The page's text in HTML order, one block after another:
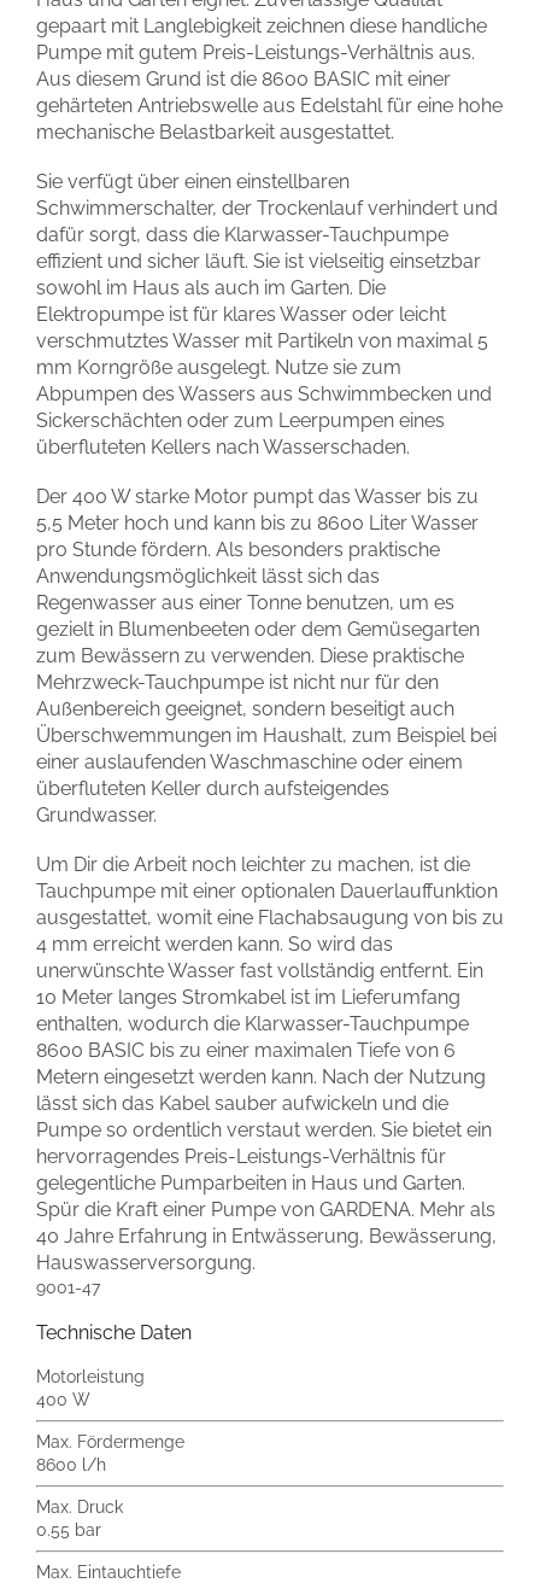
gepaart mit Langlebigkeit zeichnen diese handliche
Pumpe mit gutem Preis-Leistungs-Verhältnis aus.
Aus diesem Grund ist die 8600 BASIC mit einer
gehärteten Antriebswelle aus Edelstahl für eine hohe
mechanische Belastbarkeit ausgestattet.
Sie verfügt über einen einstellbaren
Schwimmerschalter, der Trockenlauf verhindert und
dafür sorgt, dass die Klarwasser-Tauchpumpe
effizient und sicher läuft. Sie ist vielseitig einsetzbar
sowohl im Haus als auch im Garten. Die
Elektropumpe ist für klares Wasser oder leicht
verschmutztes Wasser mit Partikeln von maximal 5
mm Korngröße ausgelegt. Nutze sie zum
Abpumpen des Wassers aus Schwimmbecken und
Sickerschächten oder zum Leerpumpen eines
überfluteten Kellers nach Wasserschaden.
Der 400 W starke Motor pumpt das Wasser bis zu
5,5 Meter hoch und kann bis zu 8600 Liter Wasser
pro Stunde fördern. Als besonders praktische
Anwendungsmöglichkeit lässt sich das
Regenwasser aus einer Tonne benutzen, um es
gezielt in Blumenbeeten oder dem Gemüsegarten
zum Bewässern zu verwenden. Diese praktische
Mehrzweck-Tauchpumpe ist nicht nur für den
Außenbereich geeignet, sondern beseitigt auch
Überschwemmungen im Haushalt, zum Beispiel bei
einer auslaufenden Waschmaschine oder einem
überfluteten Keller durch aufsteigendes
Grundwasser.
Um Dir die Arbeit noch leichter zu machen, ist die
Tauchpumpe mit einer optionalen Dauerlauffunktion
ausgestattet, womit eine Flachabsaugung von bis zu
4 mm erreicht werden kann. So wird das
unerwünschte Wasser fast vollständig entfernt. Ein
10 Meter langes Stromkabel ist im Lieferumfang
enthalten, wodurch die Klarwasser-Tauchpumpe
8600 BASIC bis zu einer maximalen Tiefe von 6
Metern eingesetzt werden kann. Nach der Nutzung
lässt sich das Kabel sauber aufwickeln und die
Pumpe so ordentlich verstaut werden. Sie bietet ein
hervorragendes Preis-Leistungs-Verhältnis für
gelegentliche Pumparbeiten in Haus und Garten.
Spür die Kraft einer Pumpe von GARDENA. Mehr als
40 Jahre Erfahrung in Entwässerung, Bewässerung,
Hauswasserversorgung.
9001-47
Technische Daten
Motorleistung
400 W
Max. Fördermenge
8600 l/h
Max. Druck
0.55 bar
Max. Eintauchtiefe